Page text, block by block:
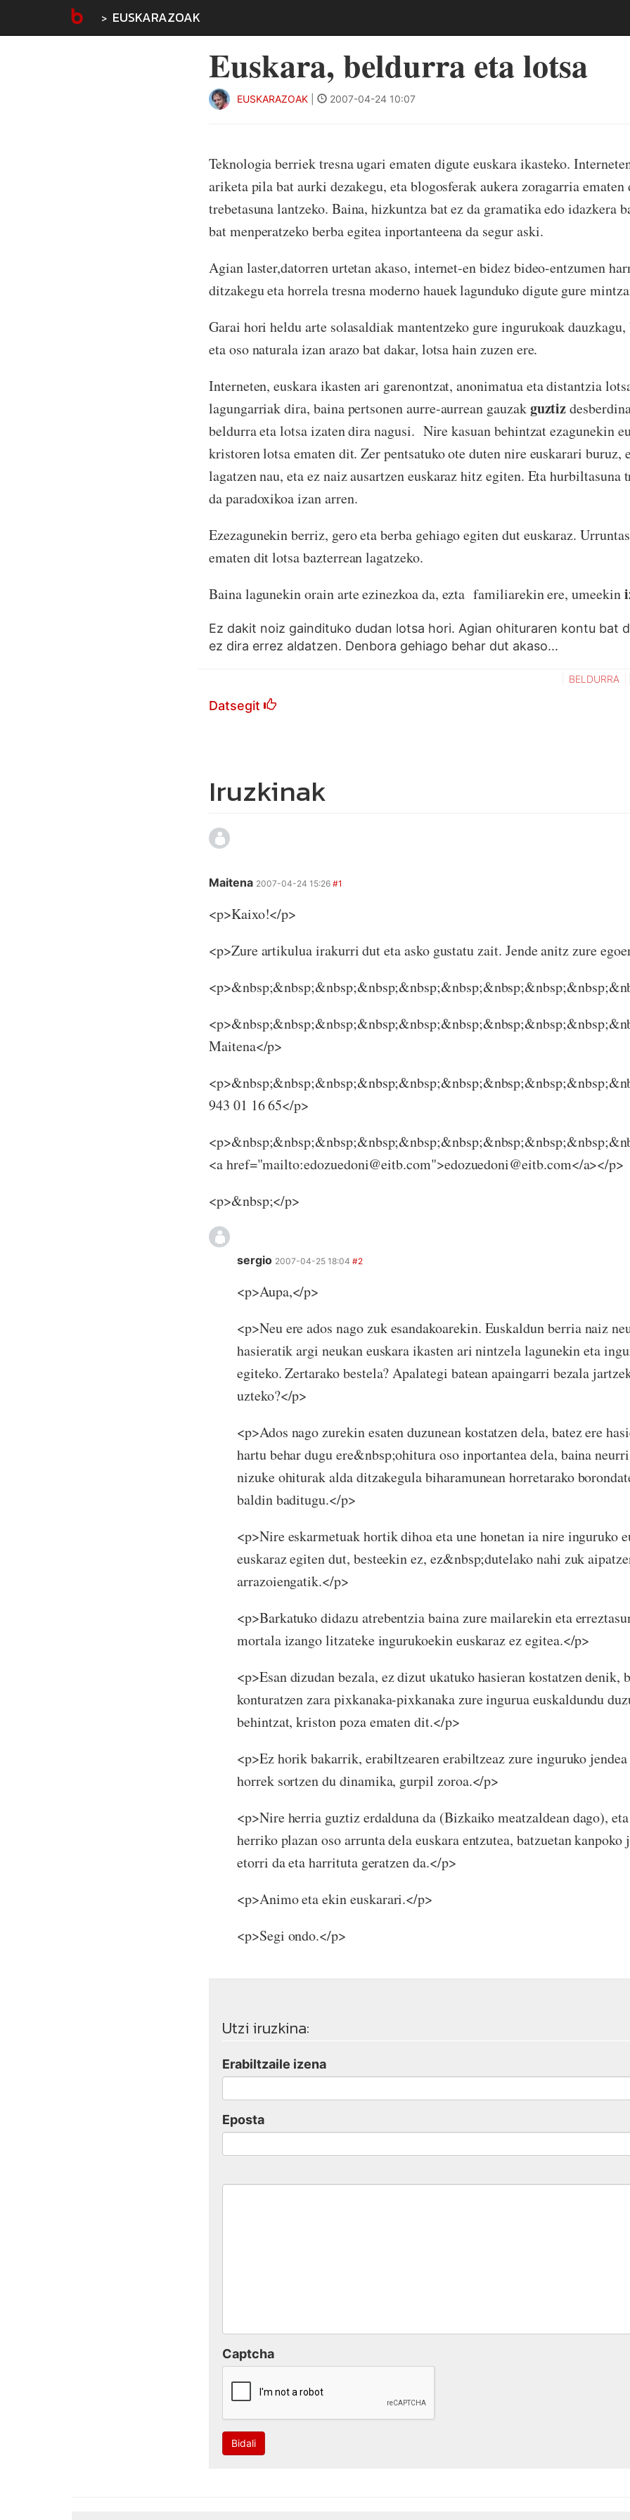
EUSKARAZOAK
Euskara, beldurra eta lotsa
EUSKARAZOAK 2007-04-24 10:07
Teknologia berriek tresna ugari ematen digute euskara ikasteko.
ariketa pila bat aurki dezakegu, eta blogosferak aukera zoragarria ematen
trebetasuna lantzeko. Baina, hizkuntza bat ez da gramatika edo idazkera
bat menperatzeko berba egitea inportanteena da segur aski.
Agian laster,datorren urtetan akaso, internet-en bidez bideo-entzumen
ditzakegu eta horrela tresna moderno hauek lagunduko digute gure
Garai hori heldu arte solasaldiak mantentzeko gure ingurukoak
eta oso naturala izan arazo bat dakar, lotsa hain zuzen ere.
Interneten, euskara ikasten ari garenontzat, anonimatua eta distantzia
lagungarriak dira, baina pertsonen aurre-aurrean gauzakguztiz
beldurra eta lotsa izaten dira nagusi. Nire kasuan behintzat ezagunekin
kristoren lotsa ematen dit. Zer pentsatuko ote duten nire euskarari buruz,
lagatzen nau, eta ez naiz ausartzen euskaraz hitz egiten. Eta hurbiltasuna
da paradoxikoa izan arren.
Ezezagunekin berriz, gero eta berba gehiago egiten dut euskaraz.
ematen dit lotsa bazterrean lagatzeko.
Baina lagunekin orain arte ezinezkoa da, ezta familiarekin ere, umeekin
Ez dakit noiz gaindituko dudan lotsa hori. Agian ohituraren kontu bat
ez dira errez aldatzen. Denbora gehiago behar dut akaso...
Datsegit
BELDURRA
Iruzkinak
Maitena 2007-04-24 15:26 #1
<p>Kaixo!</p>
<p>Zure artikulua irakurri dut eta asko gustatu zait. Jende anitz zure
Maitena</p>
943 01 16 65</p>
<a href="mailto:edozuedoni@eitb.com">edozuedoni@eitb.com</a></p>
<p>&nbsp;</p>
sergio 2007-04-25 18:04 #2
<p>Aupa,</p>
<p>Neu ere ados nago zuk esandakoarekin. Euskaldun berria naiz
hasieratik argi neukan euskara ikasten ari nintzela lagunekin eta
egiteko. Zertarako bestela? Apalategi batean apaingarri bezala
uzteko?</p>
<p>Ados nago zurekin esaten duzunean kostatzen dela, batez ere
hartu behar dugu ere&nbsp;ohitura oso inportantea dela, baina
nizuke ohiturak alda ditzakegula biharamunean horretarako
baldin baditugu.</p>
<p>Nire eskarmetuak hortik dihoa eta une honetan ia nire inguruko
euskaraz egiten dut, besteekin ez, ez&nbsp;dutelako nahi zuk
arrazoiengatik.</p>
<p>Barkatuko didazu atrebentzia baina zure mailarekin eta
mortala izango litzateke ingurukoekin euskaraz ez egitea.</p>
<p>Esan dizudan bezala, ez dizut ukatuko hasieran kostatzen denik,
konturatzen zara pixkanaka-pixkanaka zure ingurua euskaldundu
behintzat, kriston poza ematen dit.</p>
<p>Ez horik bakarrik, erabiltzearen erabiltzeaz zure inguruko
horrek sortzen du dinamika, gurpil zoroa.</p>
<p>Nire herria guztiz erdalduna da (Bizkaiko meatzaldean dago),
herriko plazan oso arrunta dela euskara entzutea, batzuetan kanpoko
etorri da eta harrituta geratzen da.</p>
<p>Animo eta ekin euskarari.</p>
<p>Segi ondo.</p>
Utzi iruzkina:
Erabiltzaile izena
Eposta
Captcha
Bidali